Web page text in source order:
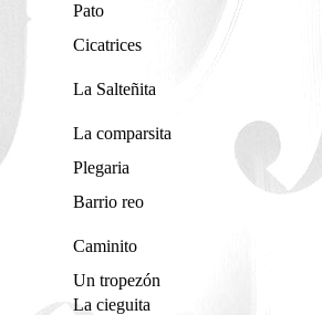
Pato
Cicatrices
La Salteñita
La comparsita
Plegaria
Barrio reo
Caminito
Un tropezón
La cieguita